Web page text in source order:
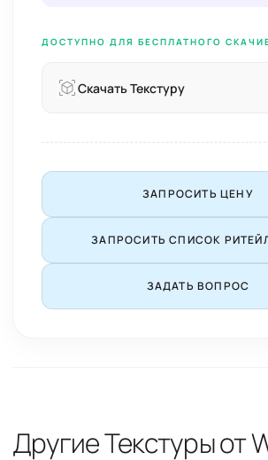
ДОСТУПНО ДЛЯ БЕСПЛАТНОГО
Скачать Текстуру
ЗАПРОСИТЬ ЦЕНУ
ЗАПРОСИТЬ СПИСОК
ЗАДАТЬ ВОПРОС
Другие Текстуры от